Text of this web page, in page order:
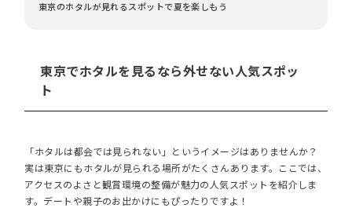
東京のホタルが見れるスポットで夏を楽しもう
東京でホタルを見るなら外せない人気スポッ
ト
「ホタルは都会では見られない」というイメージはありませんか？
実は東京にもホタルが見られる場所がたくさんあります。ここでは、
アクセスのよさと観賞環境の整備が魅力の人気スポットを紹介しま
す。デートや親子のお出かけにもぴったりですよ！